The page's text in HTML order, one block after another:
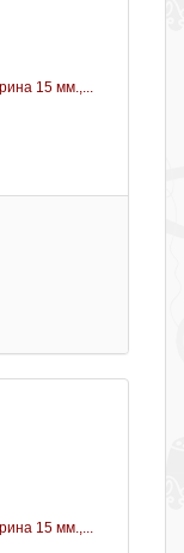
15 мм.,...
15 мм.,...